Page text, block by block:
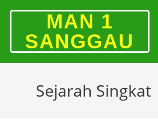
MAN 1
SANGGAU
Sejarah Singkat